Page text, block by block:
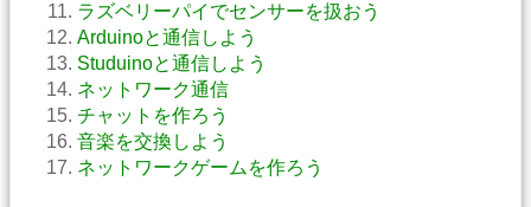
ラズベリーパイでセンサーを扱おう
Arduinoと通信しよう
Studuinoと通信しよう
ネットワーク通信
チャットを作ろう
音楽を交換しよう
ネットワークゲームを作ろう